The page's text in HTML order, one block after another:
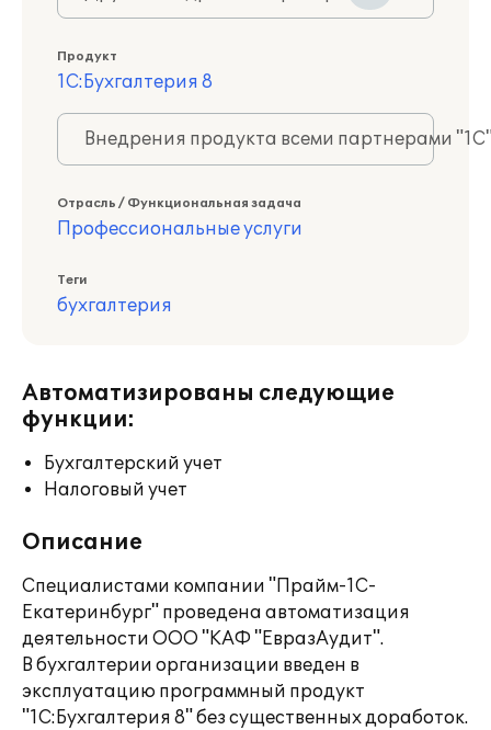
Продукт
1С:Бухгалтерия 8
Внедрения продукта всеми партнерами
Отрасль / Функциональная задача
Профессиональные услуги
Теги
бухгалтерия
Автоматизированы следующие
функции:
Бухгалтерский учет
Налоговый учет
Описание
Специалистами компании "Прайм-1С-
Екатеринбург" проведена автоматизация
деятельности ООО "КАФ "ЕвразАудит".
В бухгалтерии организации введен в
эксплуатацию программный продукт
"1C:Бухгалтерия 8" без существенных доработок.